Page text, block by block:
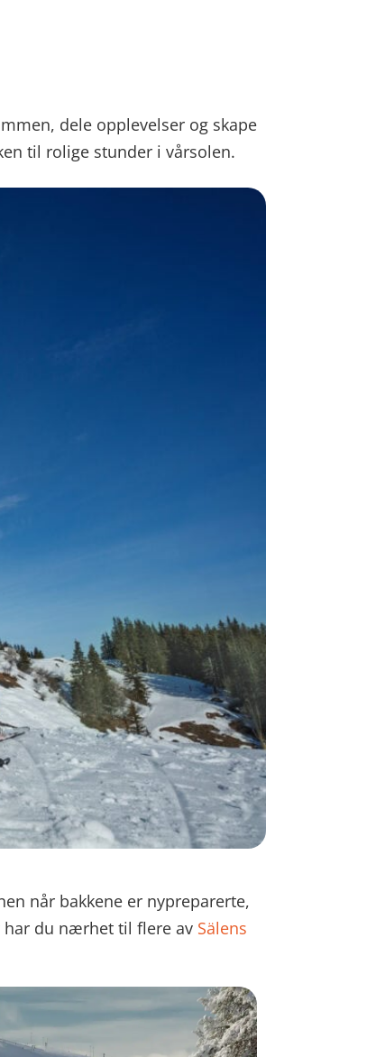
dele opplevelser og skape
til rolige stunder i vårsolen.
når bakkene er nypreparerte,
har du nærhet til flere av Sälens